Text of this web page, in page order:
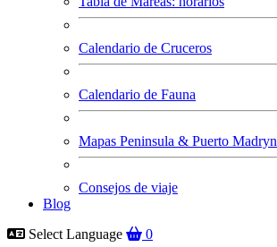
Calendario de Cruceros
Calendario de Fauna
Mapas Peninsula & Puerto Madryn
Consejos de viaje
Blog
Select Language
0